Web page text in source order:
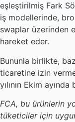
eşleştirilmiş Fark
iş modellerinde,
swaplar üzerinden
hareket eder.
Bununla birlikte,
ticaretine izin
yılının Ekim
FCA, bu ürünlerin
tüketiciler için